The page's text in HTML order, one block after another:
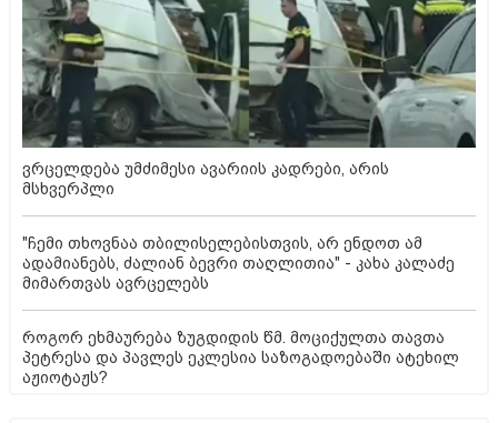
ვრცელდება უმძიმესი ავარიის კადრები, არის
მსხვერპლი
"ჩემი თხოვნაა თბილისელებისთვის, არ ენდოთ ამ
ადამიანებს, ძალიან ბევრი თაღლითია" - კახა კალაძე
მიმართვას ავრცელებს
როგორ ეხმაურება ზუგდიდის წმ. მოციქულთა თავთა
პეტრესა და პავლეს ეკლესია საზოგადოებაში ატეხილ
აჟიოტაჟს?